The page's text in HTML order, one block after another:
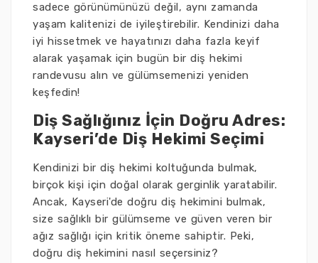
sadece görünümünüzü değil, aynı zamanda
yaşam kalitenizi de iyileştirebilir. Kendinizi daha
iyi hissetmek ve hayatınızı daha fazla keyif
alarak yaşamak için bugün bir diş hekimi
randevusu alın ve gülümsemenizi yeniden
keşfedin!
Diş Sağlığınız İçin Doğru Adres:
Kayseri’de Diş Hekimi Seçimi
Kendinizi bir diş hekimi koltuğunda bulmak,
birçok kişi için doğal olarak gerginlik yaratabilir.
Ancak, Kayseri'de doğru diş hekimini bulmak,
size sağlıklı bir gülümseme ve güven veren bir
ağız sağlığı için kritik öneme sahiptir. Peki,
doğru diş hekimini nasıl seçersiniz?